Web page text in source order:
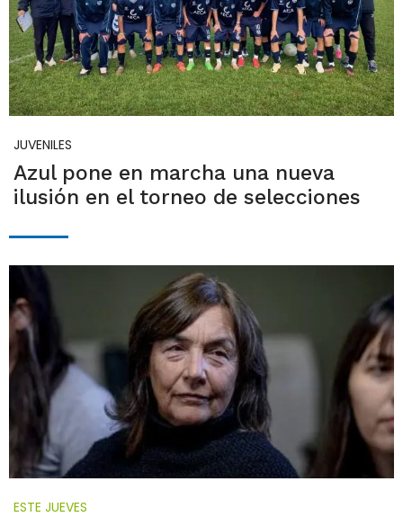
JUVENILES
Azul pone en marcha una nueva
ilusión en el torneo de selecciones
ESTE JUEVES